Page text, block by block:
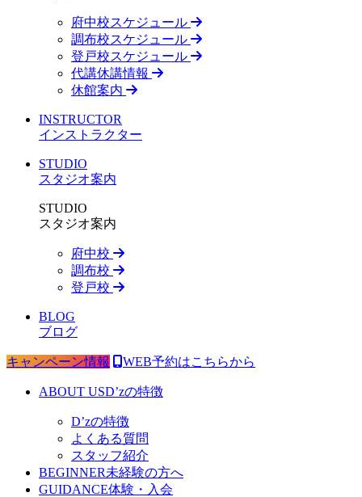
府中校スケジュール
調布校スケジュール
登戸校スケジュール
代講休講情報
休館案内
INSTRUCTOR
インストラクター
STUDIO
スタジオ案内
STUDIO
スタジオ案内
府中校
調布校
登戸校
BLOG
ブログ
キャンペーン情報 WEB予約はこちらから
ABOUT USD’zの特徴
D’zの特徴
よくある質問
スタッフ紹介
BEGINNER未経験の方へ
GUIDANCE体験・入会